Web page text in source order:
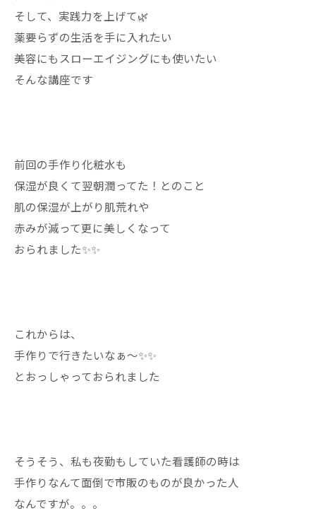
そして、実践力を上げて🌿
薬要らずの生活を手に入れたい
美容にもスローエイジングにも使いたい
そんな講座です
前回の手作り化粧水も
保湿が良くて翌朝潤ってた！とのこと
肌の保湿が上がり肌荒れや
赤みが減って更に美しくなって
おられました✨✨
これからは、
手作りで行きたいなぁ〜✨✨
とおっしゃっておられました
そうそう、私も夜勤もしていた看護師の時は
手作りなんて面倒で市販のものが良かった人
なんですが。。。